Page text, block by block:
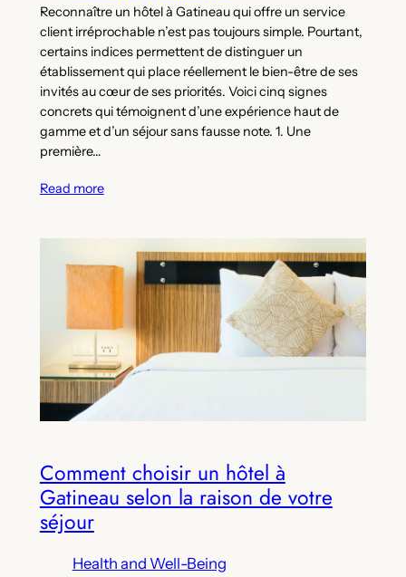
Reconnaître un hôtel à Gatineau qui offre un service
client irréprochable n’est pas toujours simple. Pourtant,
certains indices permettent de distinguer un
établissement qui place réellement le bien-être de ses
invités au cœur de ses priorités. Voici cinq signes
concrets qui témoignent d’une expérience haut de
gamme et d’un séjour sans fausse note. 1. Une
première…
Read more
Comment choisir un hôtel à
Gatineau selon la raison de votre
séjour
Health and Well-Being